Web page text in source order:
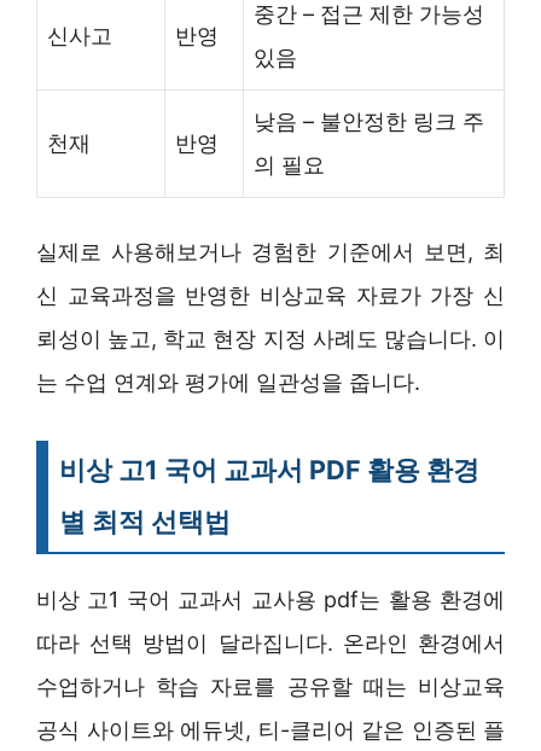
신사고 반영
중간 – 접근 제한 가능성
있음
천재 반영
낮음 – 불안정한 링크 주
의 필요
실제로 사용해보거나 경험한 기준에서 보면, 최
신 교육과정을 반영한 비상교육 자료가 가장 신
뢰성이 높고, 학교 현장 지정 사례도 많습니다. 이
는 수업 연계와 평가에 일관성을 줍니다.
비상 고1 국어 교과서 PDF 활용 환경
별 최적 선택법
비상 고1 국어 교과서 교사용 pdf는 활용 환경에
따라 선택 방법이 달라집니다. 온라인 환경에서
수업하거나 학습 자료를 공유할 때는 비상교육
공식 사이트와 에듀넷, 티-클리어 같은 인증된 플